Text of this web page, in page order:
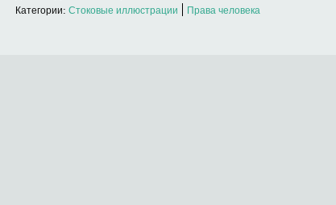
Категории: Стоковые иллюстрации Права человека